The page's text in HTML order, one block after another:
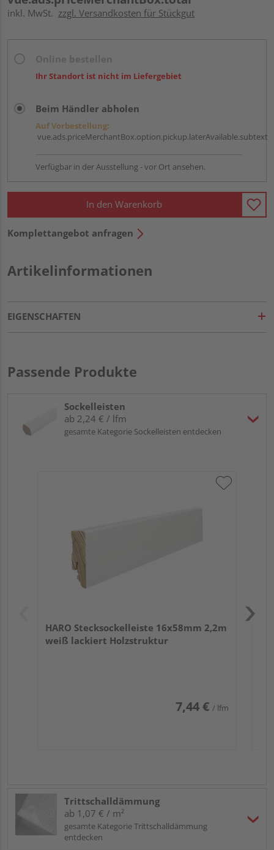
inkl. MwSt. zzgl. Versandkosten für Stückgut
Ihr Standort ist nicht im Liefergebiet
Beim Händler abholen
Auf Vorbestellung:
vue.ads.priceMerchantBox.option.pickup.laterAvailable.subtext
Verfügbar in der Ausstellung - vor Ort ansehen.
In den Warenkorb
Komplettangebot anfragen
Artikelinformationen
EIGENSCHAFTEN
Passende Produkte
Sockelleisten
ab 2,24 € / lfm
gesamte Kategorie Sockelleisten entdecken
HARO Stecksockelleiste 16x58mm 2,2m
weiß lackiert Holzstruktur
7,44 € / lfm
Trittschalldämmung
ab 1,07 € / m²
gesamte Kategorie Trittschalldämmung
entdecken